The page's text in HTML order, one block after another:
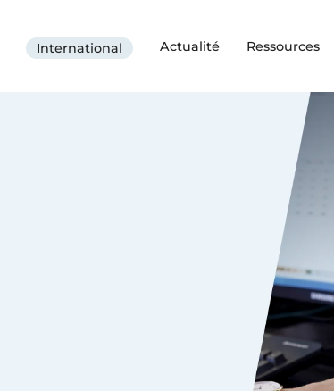
International Actualité Ressources